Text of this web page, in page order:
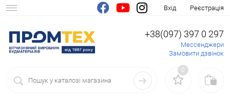
Вхід Реєстрація
+38(097) 397 0 297
Мессенджери
Замовити дзвінок
0